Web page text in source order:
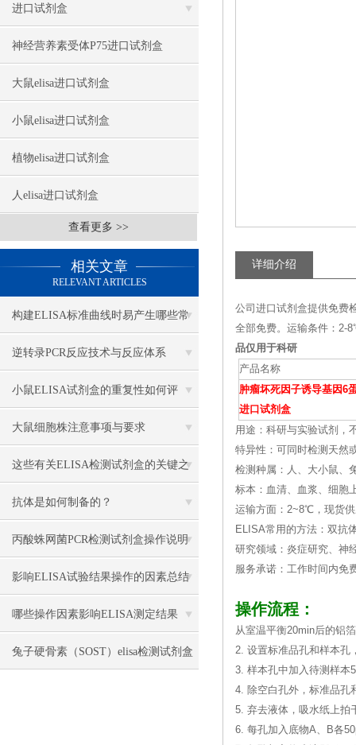
进口试剂盒
神经营养素受体P75进口试剂盒
大鼠elisa进口试剂盒
小鼠elisa进口试剂盒
植物elisa进口试剂盒
人elisa进口试剂盒
查看更多 >>
相关文章
RELEVANT ARTICLES
构建ELISA标准曲线时易产生哪些常
见异常？
逆转录PCR反应技术与反应体系
小鼠ELISA试剂盒的重复性如何评
估？
大鼠细胞株注意事项与要求
这些有关ELISA检测试剂盒的关键之
处，你一定要知道
抗体是如何制备的？
丙酸蛛网菌PCR检测试剂盒操作说明
影响ELISA试验结果操作的因素总结
哪些操作因素影响ELISA测定结果
兔子硬骨素（SOST）elisa检测试剂盒
详细介绍
公司进口试剂盒提供免费
全部免费。运输条件：2-
品仅用于科研
产品名称
肿瘤坏死因子诱导基因6
进口试剂盒
用途：科研与实验试剂，
特异性：可同时检测天然
检测种属：人、大小鼠、
标本：血清、血浆、细胞
运输方面：2~8℃，现货
ELISA常用的方法：双抗
研究领域：炎症研究、神
服务承诺：工作时间内免
操作流程：
从室温平衡20min后的铝
2. 设置标准品孔和样本孔
3. 样本孔中加入待测样本
4. 除空白孔外，标准品孔
5. 弃去液体，吸水纸上拍
6. 每孔加入底物A、B各